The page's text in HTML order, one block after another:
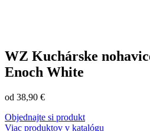
WZ Kuchárske
Enoch White
od 38,90 €
Objednajte si produkt
Viac produktov v katalógu